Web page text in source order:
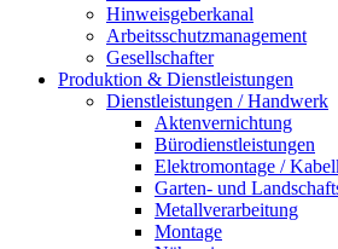
Hinweisgeberkanal
Arbeitsschutzmanagement
Gesellschafter
Produktion & Dienstleistungen
Dienstleistungen / Handwerk
Aktenvernichtung
Bürodienstleistungen
Elektromontage /
Garten- und
Metallverarbeitung
Montage